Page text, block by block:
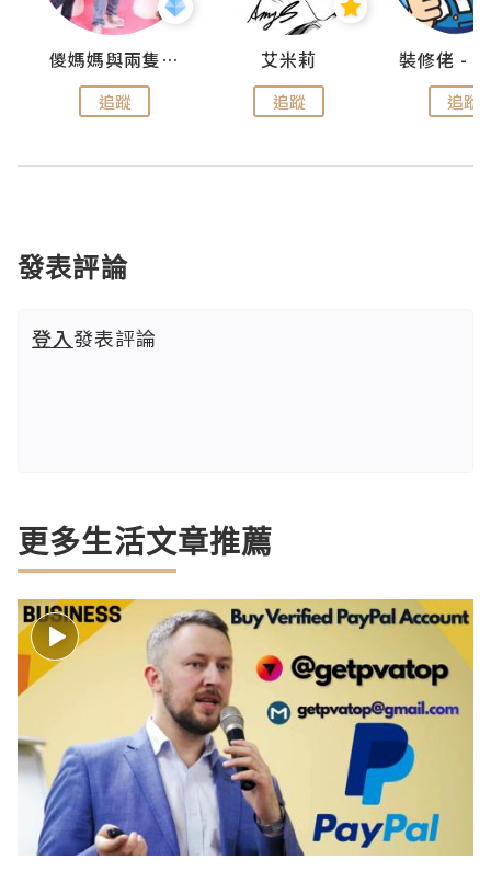
儍媽媽與兩隻小魔怪之家
追蹤
艾米莉
追蹤 追蹤
發表評論
登入發表評論
更多生活文章推薦